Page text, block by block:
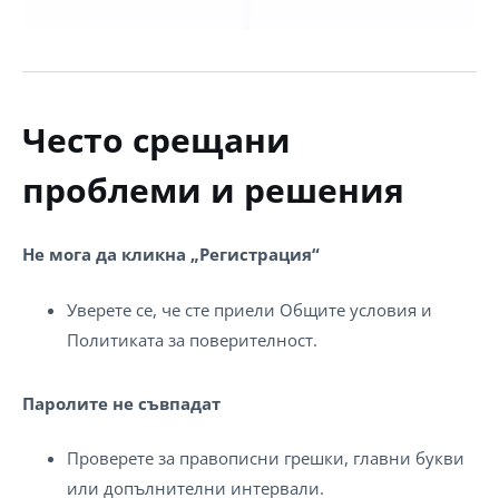
Често срещани
проблеми и решения
Не мога да кликна „Регистрация“
Уверете се, че сте приели Общите условия и
Политиката за поверителност.
Паролите не съвпадат
Проверете за правописни грешки, главни букви
или допълнителни интервали.